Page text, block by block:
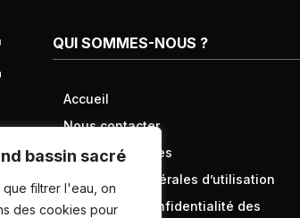
bassin sacré
que filtrer l'eau, on
des cookies pour
QUI SOMMES-NOUS ?
Accueil
Nous contacter
Mentions légales
Conditions générales d’utilisation
Politique de confidentialité des